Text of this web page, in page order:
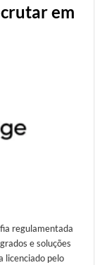
em
regulamentada
e soluções
licenciado pelo